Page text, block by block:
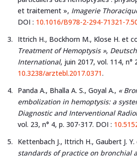
et traitement », Imagerie
DOI : 10.1016/B978-2-294-71321-
Ittrich H., Bockhorn M., Klose H. et
Treatment of Hemoptysis »,
International, juin 2017, vol. 114, n°
10.3238/arztebl.2017.0371.
Panda A., Bhalla A. S., Goyal A., «
embolization in hemoptysis: a
Diagnostic and Interventional
vol. 23, n° 4, p. 307-317. DOI :
Kettenbach J., Ittrich H., Gaubert J.
standards of practice on bronchial